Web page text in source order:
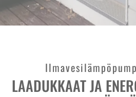
LAADUKKAAT JA